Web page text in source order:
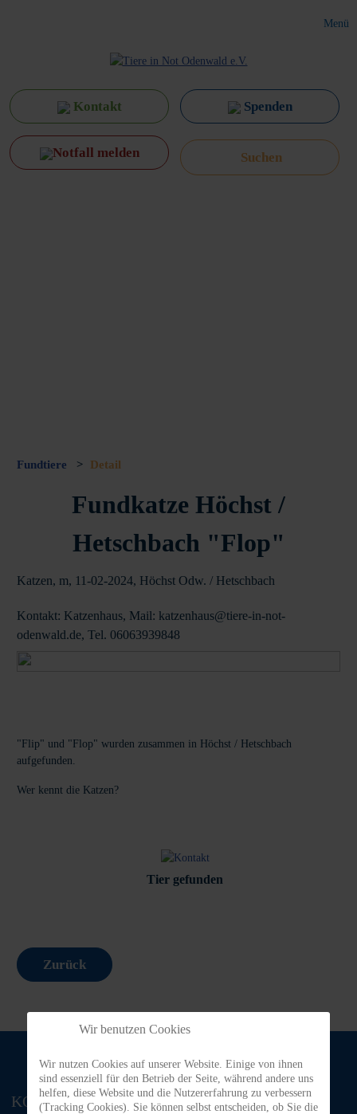
Menü
Kontakt Spenden
Notfall melden
Fundtiere > Detail
Fundkatze Höchst /
Hetschbach "Flop"
Katzen, m, 11-02-2024, Höchst Odw. / Hetschbach
Kontakt: Katzenhaus, Mail: katzenhaus@tiere-in-not-
odenwald.de, Tel. 06063939848
"Flip" und "Flop" wurden zusammen in Höchst / Hetschbach
aufgefunden.
Wer kennt die Katzen?
Tier gefunden
Zurück
KONTAKT
Wir benutzen Cookies
Wir nutzen Cookies auf unserer Website. Einige von ihnen
sind essenziell für den Betrieb der Seite, während andere uns
helfen, diese Website und die Nutzererfahrung zu verbessern
(Tracking Cookies). Sie können selbst entscheiden, ob Sie die